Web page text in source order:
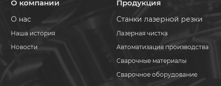
О компании
О нас
Наша история
Новости
Продукция
Станки лазерной резки
Лазерная чистка
Автоматизация производства
Сварочные материалы
Сварочное оборудование